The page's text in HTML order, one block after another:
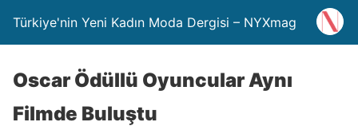
Türkiye'nin Yeni Kadın Moda Dergisi – NYXmag
Oscar Ödüllü Oyuncular Aynı
Filmde Buluştu